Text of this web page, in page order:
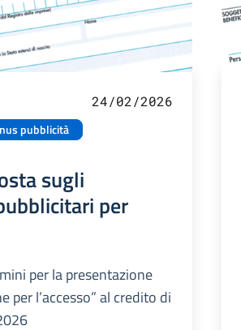
pubblicità
24/02/2026
sugli
per
per la presentazione
per l’accesso” al credito di